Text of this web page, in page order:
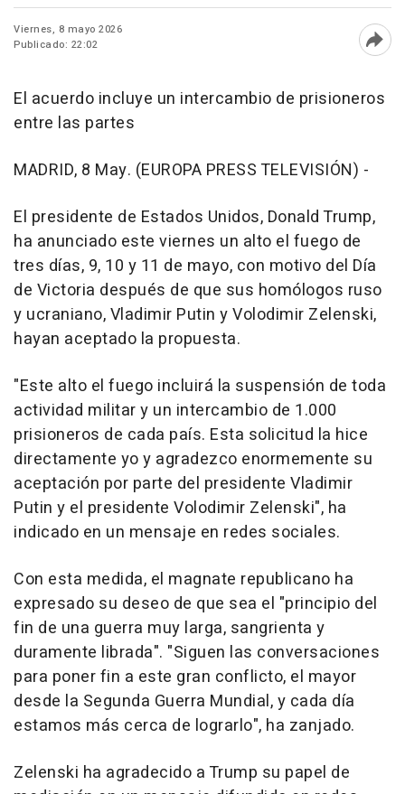
Viernes, 8 mayo 2026
Publicado: 22:02
El acuerdo incluye un intercambio de prisioneros
entre las partes
MADRID, 8 May. (EUROPA PRESS TELEVISIÓN) -
El presidente de Estados Unidos, Donald Trump,
ha anunciado este viernes un alto el fuego de
tres días, 9, 10 y 11 de mayo, con motivo del Día
de Victoria después de que sus homólogos ruso
y ucraniano, Vladimir Putin y Volodimir Zelenski,
hayan aceptado la propuesta.
"Este alto el fuego incluirá la suspensión de toda
actividad militar y un intercambio de 1.000
prisioneros de cada país. Esta solicitud la hice
directamente yo y agradezco enormemente su
aceptación por parte del presidente Vladimir
Putin y el presidente Volodimir Zelenski", ha
indicado en un mensaje en redes sociales.
Con esta medida, el magnate republicano ha
expresado su deseo de que sea el "principio del
fin de una guerra muy larga, sangrienta y
duramente librada". "Siguen las conversaciones
para poner fin a este gran conflicto, el mayor
desde la Segunda Guerra Mundial, y cada día
estamos más cerca de lograrlo", ha zanjado.
Zelenski ha agradecido a Trump su papel de